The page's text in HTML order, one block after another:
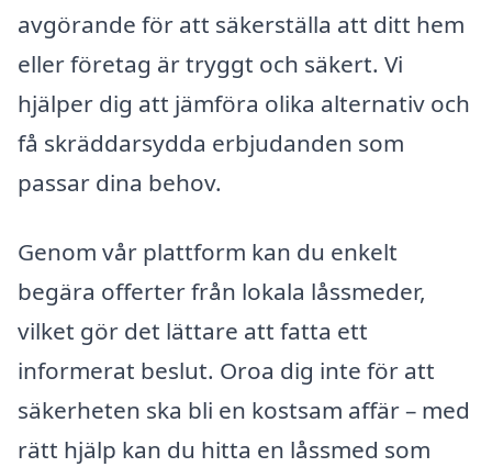
avgörande för att säkerställa att ditt hem
eller företag är tryggt och säkert. Vi
hjälper dig att jämföra olika alternativ och
få skräddarsydda erbjudanden som
passar dina behov.
Genom vår plattform kan du enkelt
begära offerter från lokala låssmeder,
vilket gör det lättare att fatta ett
informerat beslut. Oroa dig inte för att
säkerheten ska bli en kostsam affär – med
rätt hjälp kan du hitta en låssmed som